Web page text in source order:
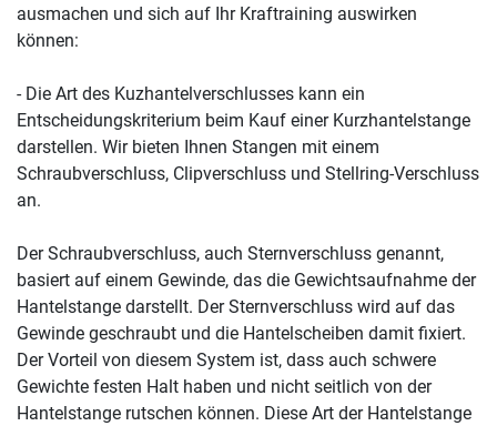
ausmachen und sich auf Ihr Kraftraining auswirken
können:
- Die Art des Kuzhantelverschlusses kann ein
Entscheidungskriterium beim Kauf einer Kurzhantelstange
darstellen. Wir bieten Ihnen Stangen mit einem
Schraubverschluss, Clipverschluss und Stellring-Verschluss
an.
Der Schraubverschluss, auch Sternverschluss genannt,
basiert auf einem Gewinde, das die Gewichtsaufnahme der
Hantelstange darstellt. Der Sternverschluss wird auf das
Gewinde geschraubt und die Hantelscheiben damit fixiert.
Der Vorteil von diesem System ist, dass auch schwere
Gewichte festen Halt haben und nicht seitlich von der
Hantelstange rutschen können. Diese Art der Hantelstange